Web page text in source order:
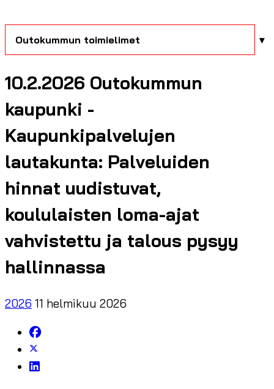
Outokummun toimielimet
10.2.2026 Outokummun
kaupunki -
Kaupunkipalvelujen
lautakunta: Palveluiden
hinnat uudistuvat,
koululaisten loma-ajat
vahvistettu ja talous pysyy
hallinnassa
2026 11 helmikuu 2026